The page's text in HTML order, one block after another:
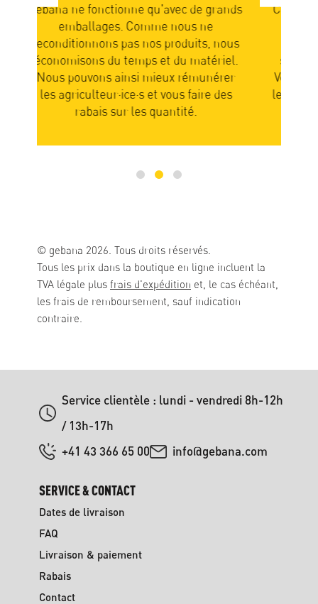
Chez nous, c'est la nature qui détermine
quand vous recevez votre commande.
Vous attendez donc que les produits
soient mûrs et prêts pour l’expédition.
Votre patience en sera récompensée car
les fruits et légumes sont alors pleins de
saveurs.
© gebana 2026. Tous droits réservés.
Tous les prix dans la boutique en ligne incluent la
TVA légale plus frais d'expédition et, le cas échéant,
les frais de remboursement, sauf indication
contraire.
Service clientèle : lundi - vendredi 8h-12h
/ 13h-17h
+41 43 366 65 00
info@gebana.com
SERVICE & CONTACT
Dates de livraison
FAQ
Livraison & paiement
Rabais
Contact